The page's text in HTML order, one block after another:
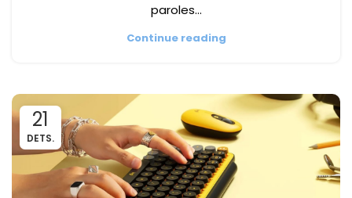
paroles…
Continue reading
21
DETS.